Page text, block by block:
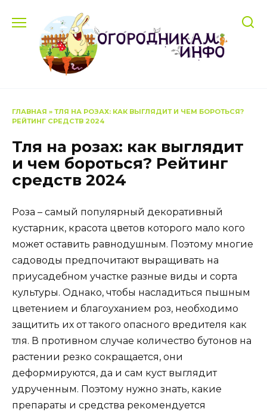
содержанию
ГЛАВНАЯ » ТЛЯ НА РОЗАХ: КАК ВЫГЛЯДИТ И ЧЕМ БОРОТЬСЯ?
РЕЙТИНГ СРЕДСТВ 2024
Тля на розах: как выглядит
и чем бороться? Рейтинг
средств 2024
Роза – самый популярный декоративный
кустарник, красота цветов которого мало кого
может оставить равнодушным. Поэтому многие
садоводы предпочитают выращивать на
приусадебном участке разные виды и сорта
культуры. Однако, чтобы насладиться пышным
цветением и благоуханием роз, необходимо
защитить их от такого опасного вредителя как
тля. В противном случае количество бутонов на
растении резко сокращается, они
деформируются, да и сам куст выглядит
удрученным. Поэтому нужно знать, какие
препараты и средства рекомендуется